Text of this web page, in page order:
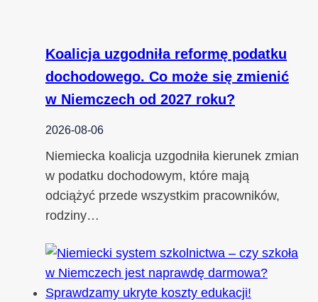
Koalicja uzgodniła reformę podatku
dochodowego. Co może się zmienić
w Niemczech od 2027 roku?
2026-08-06
Niemiecka koalicja uzgodniła kierunek zmian
w podatku dochodowym, które mają
odciążyć przede wszystkim pracowników,
rodziny…